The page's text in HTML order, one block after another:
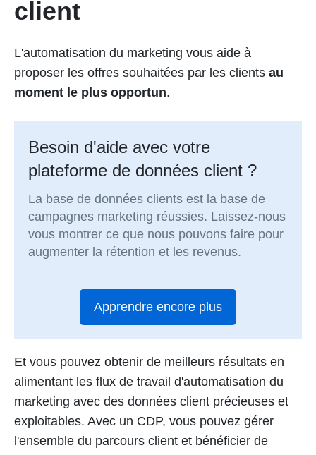
client
L'automatisation du marketing vous aide à
proposer les offres souhaitées par les clients au
moment le plus opportun.
Besoin d'aide avec votre
plateforme de données client ?
La base de données clients est la base de
campagnes marketing réussies. Laissez-nous
vous montrer ce que nous pouvons faire pour
augmenter la rétention et les revenus.
Apprendre encore plus
Et vous pouvez obtenir de meilleurs résultats en
alimentant les flux de travail d'automatisation du
marketing avec des données client précieuses et
exploitables. Avec un CDP, vous pouvez gérer
l'ensemble du parcours client et bénéficier de